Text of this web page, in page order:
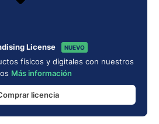
License NUEVO
físicos y digitales con nuestros
Más información
licencia